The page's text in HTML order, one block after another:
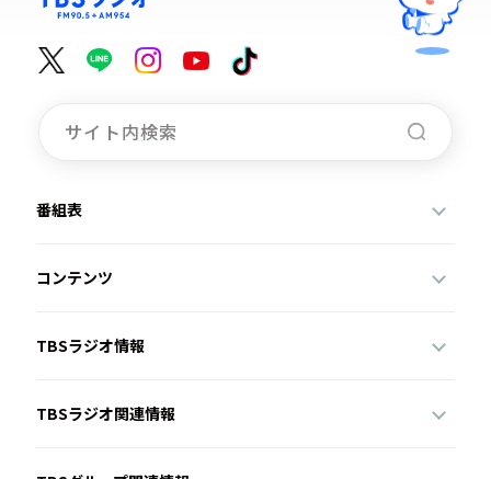
番組表
コンテンツ
TBSラジオ情報
TBSラジオ関連情報